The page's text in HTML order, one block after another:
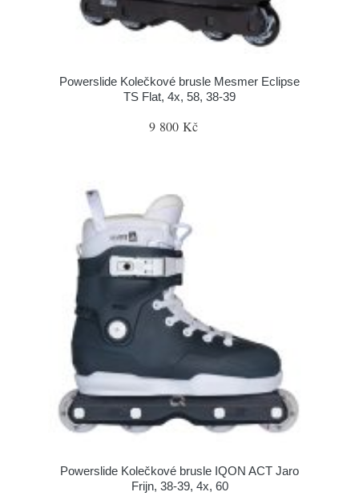
Powerslide Kolečkové brusle Mesmer Eclipse
TS Flat, 4x, 58, 38-39
9 800 Kč
Powerslide Kolečkové brusle IQON ACT Jaro
Frijn, 38-39, 4x, 60